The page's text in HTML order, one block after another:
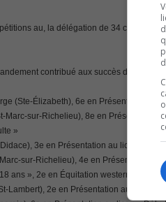
au, la délégation de 34 cavaliers,
contribué aux succès de l’équipe :
(Ste-Élizabeth), 6e en Présentation au
Marc-sur-Richelieu), 8e en Présentation
»
3e en Présentation au licou « 14-
sur-Richelieu), 4e en Présentation
ans », 2e en Équitation western « 14-18
Lambert), 2e en Présentation au licou «